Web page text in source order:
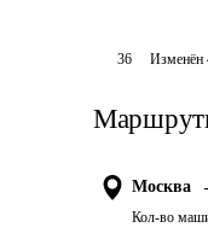
36 Изменён
Москва
Кол-во